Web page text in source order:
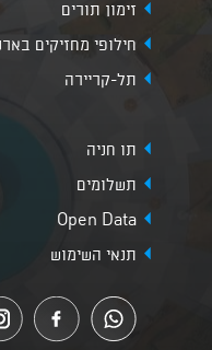
זימון תורים
חילופי מחזיקים
תל-קריירה
תו חניה
תשלומים
Open Data
תנאי השימוש